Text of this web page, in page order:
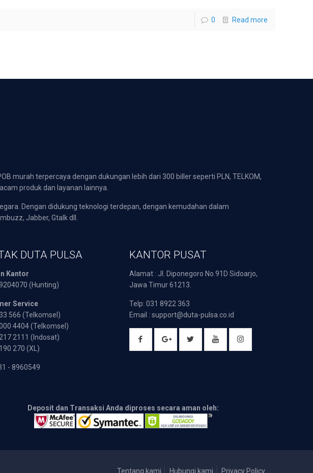
0 Read more
murah terpercaya dengan dukungan lebih dari 300 biller seperti PLN, TELKOM,
produk dan layanan lainnya.
Dengan didukung teknologi terdepan, dengan kemudahan dalam
Jabber, Gtalk dll.
DUTA PULSA
Kantor
(Hunting)
Service
566 (Telkomsel)
4404 (Telkomsel)
2111 (Indosat)
270 (XL)
- 8960549
KANTOR PUSAT
Alamat : Jl. Diponegoro No.91D Sidoarjo,
Jawa Timur 61213.
Telp: 031 8922 363
Email : support@duta-pulsa.co.id
Deposit dan Transaksi Anda diproses secara aman oleh:
Tentang kami Hubungi kami Privacy Policy